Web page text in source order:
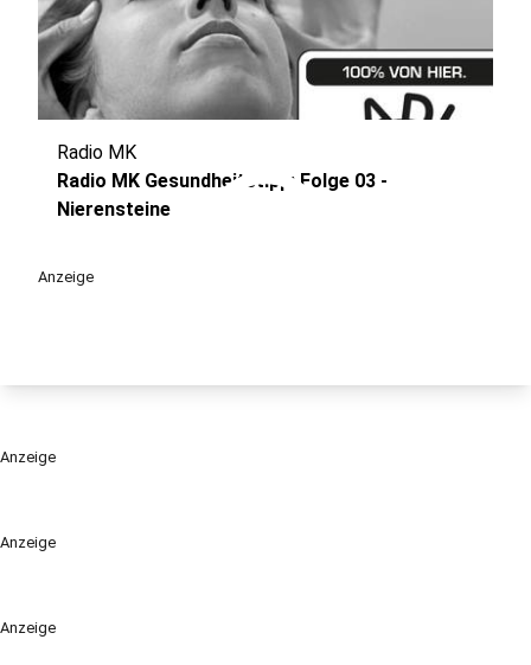
Anzeige
Anzeige
play_circle
Radio MK
Radio MK Gesundheitstipp: Folge 03 -
Nierensteine
Anzeige
Anzeige